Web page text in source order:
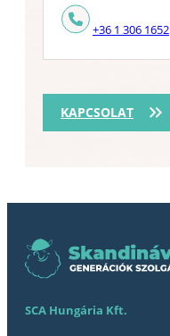
KAPCSOLAT
+36 1 306 1652
SCA Hungária Kft.